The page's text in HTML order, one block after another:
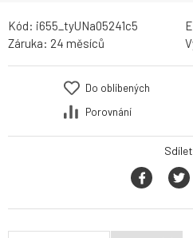
Kód: i655_tyUNa05241c5
Záruka: 24 měsíců
Do oblíbených
Porovnání
Sdílet